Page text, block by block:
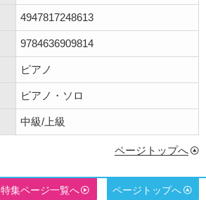
4947817248613
9784636909814
ピアノ
ピアノ・ソロ
中級/上級
ページトップへ
特集ページ一覧へ ページトップへ